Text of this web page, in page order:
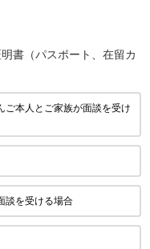
書（パスポート、在留カ
本人とご家族が面談を受け
を受ける場合